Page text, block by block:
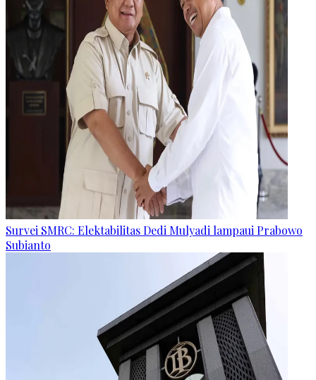
Survei SMRC: Elektabilitas Dedi Mulyadi lampaui Prabowo
Subianto